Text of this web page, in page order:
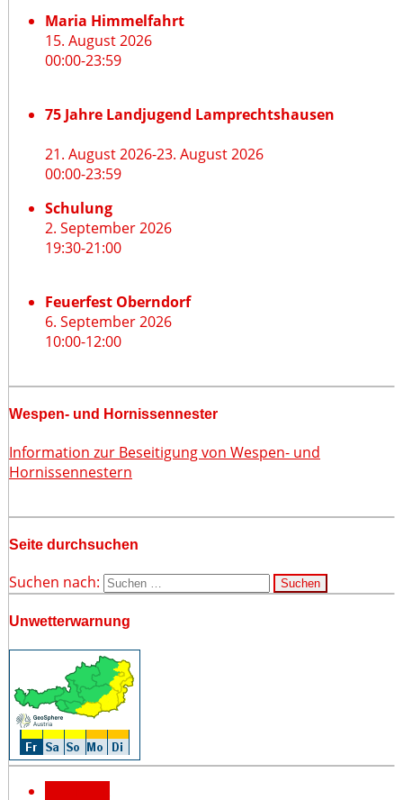
Maria Himmelfahrt
15. August 2026
00:00-23:59
75 Jahre Landjugend Lamprechtshausen
21. August 2026-23. August 2026
00:00-23:59
Schulung
2. September 2026
19:30-21:00
Feuerfest Oberndorf
6. September 2026
10:00-12:00
Wespen- und Hornissennester
Information zur Beseitigung von Wespen- und
Hornissennestern
Seite durchsuchen
Suchen nach:
Unwetterwarnung